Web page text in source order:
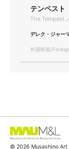
テンペスト
The Tempest
デレク・ジャー
外国映画/
© 2026 Musashino Art